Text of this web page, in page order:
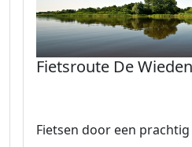
Fietsroute De Wieden
Fietsen door een